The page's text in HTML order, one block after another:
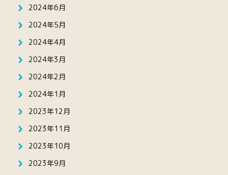
2024年6月
2024年5月
2024年4月
2024年3月
2024年2月
2024年1月
2023年12月
2023年11月
2023年10月
2023年9月